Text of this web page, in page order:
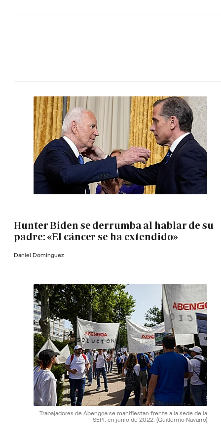
Hunter Biden se derrumba al hablar de su
padre: «El cáncer se ha extendido»
Daniel Domínguez
Trabajadores de Abengoa se manifiestan frente a la sede de la
SEPI, en junio de 2022. (Guillermo Navarro)